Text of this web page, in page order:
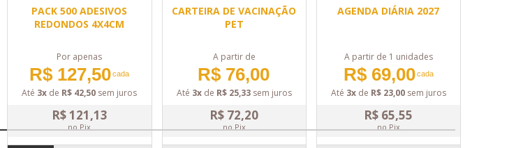
PACK 500 ADESIVOS
REDONDOS 4X4CM
Por apenas
R$ 127,50cada
Até 3x de R$ 42,50 sem juros
R$ 121,13
no Pix
CARTEIRA DE VACINAÇÃO
PET
A partir de
R$ 76,00
Até 3xde R$ 25,33sem juros
R$ 72,20
no Pix
AGENDA DIÁRIA 2027
A partir de 1 unidades
R$ 69,00cada
Até 3xde R$ 23,00sem juros
R$ 65,55
no Pix